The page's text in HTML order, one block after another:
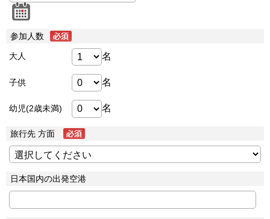
参加人数
大人 名
子供 名
幼児(2歳未満) 名
旅行先 方面
日本国内の出発空港